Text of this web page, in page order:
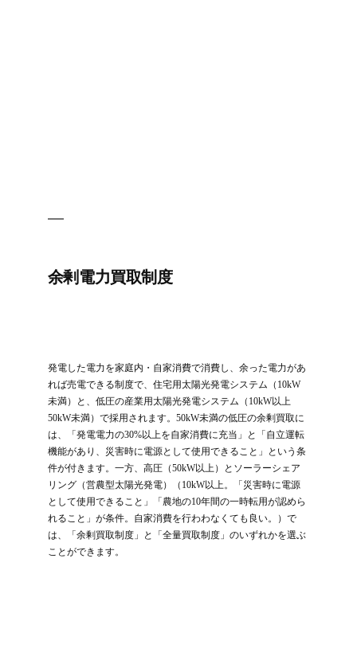
余剰電力買取制度
発電した電力を家庭内・自家消費で消費し、余った電力があ
れば売電できる制度で、住宅用太陽光発電システム（10kW
未満）と、低圧の産業用太陽光発電システム（10kW以上
50kW未満）で採用されます。50kW未満の低圧の余剰買取に
は、「発電電力の30%以上を自家消費に充当」と「自立運転
機能があり、災害時に電源として使用できること」という条
件が付きます。一方、高圧（50kW以上）とソーラーシェア
リング（営農型太陽光発電）（10kW以上。「災害時に電源
として使用できること」「農地の10年間の一時転用が認めら
れること」が条件。自家消費を行わわなくても良い。）で
は、「余剰買取制度」と「全量買取制度」のいずれかを選ぶ
ことができます。